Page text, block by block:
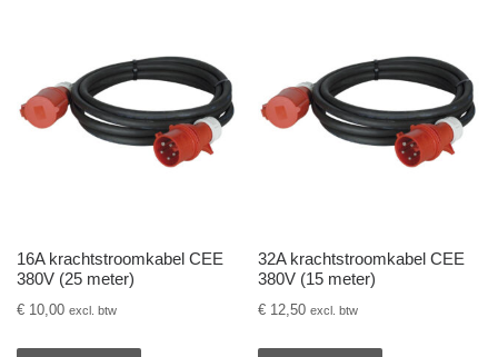
16A krachtstroomkabel CEE
380V (25 meter)
€ 10,00 excl. btw
32A krachtstroomkabel CEE
380V (15 meter)
€ 12,50 excl. btw